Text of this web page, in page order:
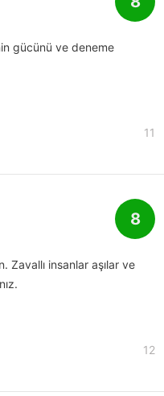
gücünü ve deneme
11
8
Zavallı insanlar aşılar ve
12